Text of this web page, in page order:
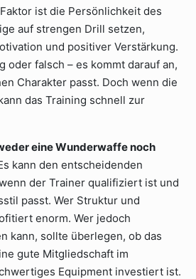
ist die Persönlichkeit des
auf strengen Drill setzen,
und positiver Verstärkung.
oder falsch – es kommt darauf an,
Charakter passt. Doch wenn die
das Training schnell zur
eine Wunderwaffe noch
kann den entscheidenden
der Trainer qualifiziert ist und
passt. Wer Struktur und
enorm. Wer jedoch
kann, sollte überlegen, ob das
gute Mitgliedschaft im
Equipment investiert ist.